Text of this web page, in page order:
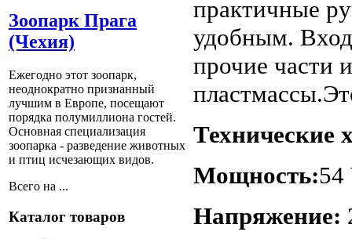
Зоопарк Прага
(Чехия)
Ежегодно этот зоопарк,
неоднократно признанный
лучшим в Европе, посещают
порядка полумиллиона гостей.
Основная специализация
зоопарка - разведение животных
и птиц исчезающих видов.
Всего на ...
Каталог товаров
практичные
удобным.
прочие части
Технические
Мощность:54
Напряжение: